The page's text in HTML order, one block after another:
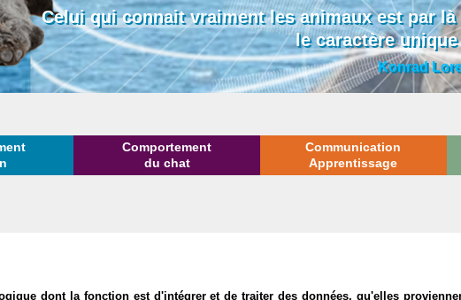
Celui qui connait vraiment les animaux est par
le caractère
Konrad
Comportement
du chat
Communication
Apprentissage
dont la fonction est d'intégrer et de traiter des données, qu'elles